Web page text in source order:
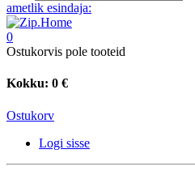
ametlik esindaja:
0
Ostukorvis pole tooteid
Kokku: 0 €
Ostukorv
Logi sisse